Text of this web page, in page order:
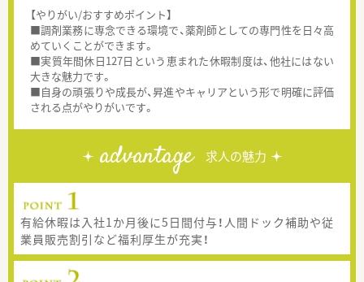
【やりがい/おすすめポイント】
■調剤業務に専念できる環境で、薬剤師としての専門性を日々高
めていくことができます。
■実質年間休日127日という恵まれた休暇制度は、他社にはない
大きな魅力です。
■自身の頑張りや成長が、昇進やキャリアという形で明確に評価
される点がやりがいです。
advantage 求人の魅力
有給休暇は入社1か月後に5日間付与！人間ドック補助や従
業員販売割引など福利厚生が充実！